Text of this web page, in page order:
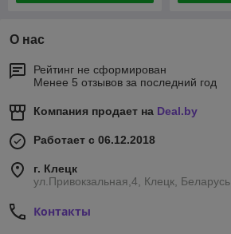
О нас
Рейтинг не сформирован
Менее 5 отзывов за последний год
Компания продает на Deal.by
Работает с 06.12.2018
г. Клецк
ул.Привокзальная,4, Клецк, Беларусь
Контакты